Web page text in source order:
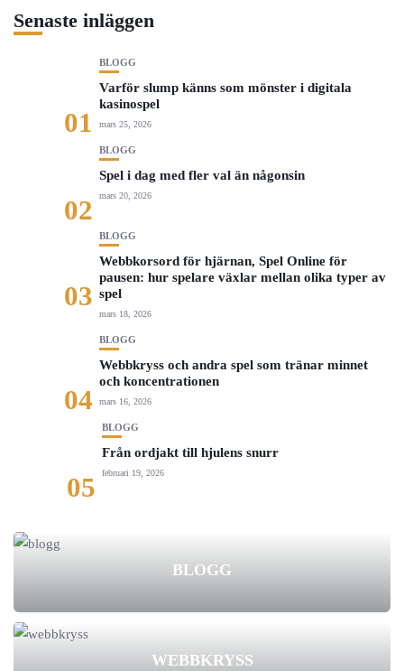
Senaste inläggen
01
BLOGG
Varför slump känns som mönster i digitala
kasinospel
mars 25, 2026
02
BLOGG
Spel i dag med fler val än någonsin
mars 20, 2026
03
BLOGG
Webbkorsord för hjärnan, Spel Online för
pausen: hur spelare växlar mellan olika typer av
spel
mars 18, 2026
04
BLOGG
Webbkryss och andra spel som tränar minnet
och koncentrationen
mars 16, 2026
05
BLOGG
Från ordjakt till hjulens snurr
februari 19, 2026
BLOGG
WEBBKRYSS